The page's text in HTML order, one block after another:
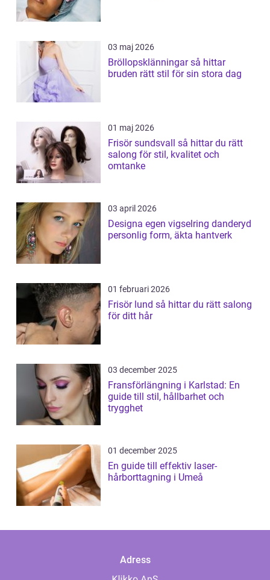
03 maj 2026
Bröllopsklänningar så hittar
bruden rätt stil för sin stora dag
01 maj 2026
Frisör sundsvall så hittar du rätt
salong för stil, kvalitet och
omtanke
03 april 2026
Designa egen vigselring danderyd
personlig form, äkta hantverk
01 februari 2026
Frisör lund så hittar du rätt salong
för ditt hår
03 december 2025
Fransförlängning i Karlstad: En
guide till stil, hållbarhet och
trygghet
01 december 2025
En guide till effektiv laser-
hårborttagning i Umeå
Adress